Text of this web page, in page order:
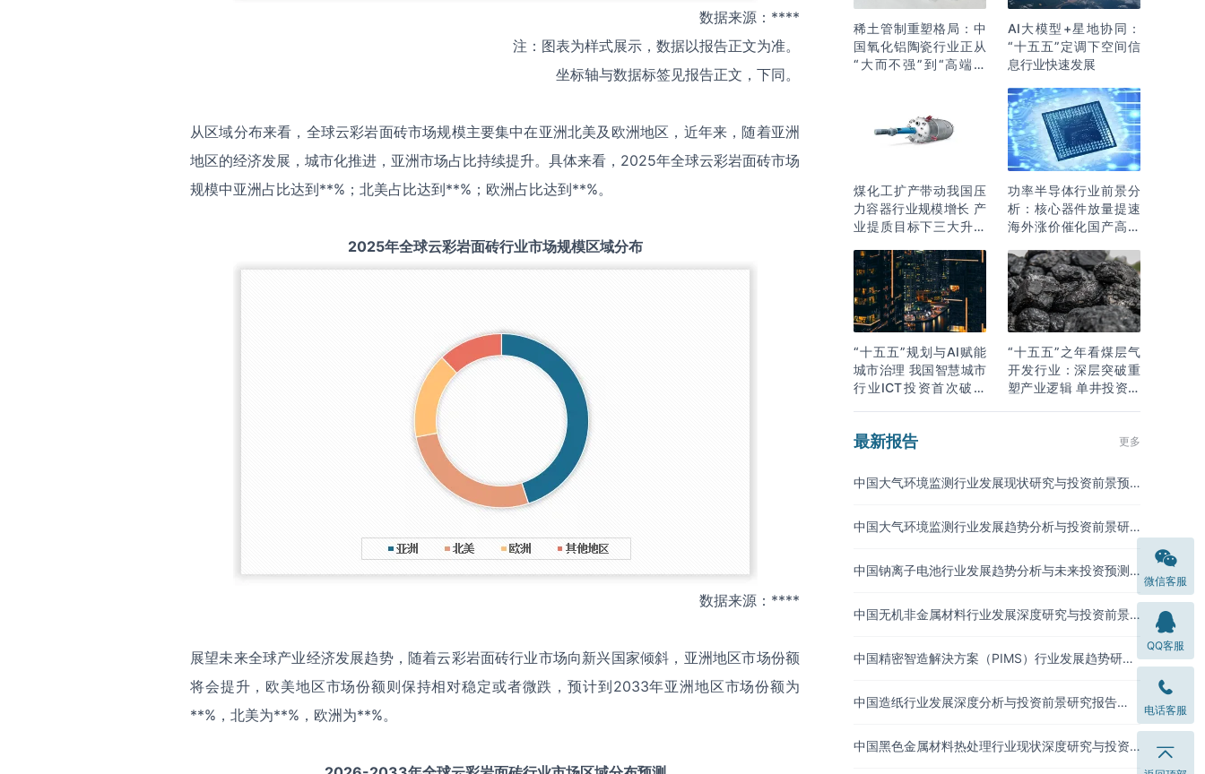
数据来源：****
注：图表为样式展示，数据以报告正文为准。
坐标轴与数据标签见报告正文，下同。
从区域分布来看，全球云彩岩面砖市场规模主要集中在亚洲北美及欧洲地区，近年来，随着亚洲
地区的经济发展，城市化推进，亚洲市场占比持续提升。具体来看，2025年全球云彩岩面砖市场
规模中亚洲占比达到**%；北美占比达到**%；欧洲占比达到**%。
2025年全球云彩岩面砖行业市场规模区域分布
数据来源：****
展望未来全球产业经济发展趋势，随着云彩岩面砖行业市场向新兴国家倾斜，亚洲地区市场份额
将会提升，欧美地区市场份额则保持相对稳定或者微跌，预计到2033年亚洲地区市场份额为
**%，北美为**%，欧洲为**%。
稀土管制重塑格局：中
国氧化铝陶瓷行业正从
“大而不强”到“高端突
AI大模型+星地协同：
“十五五”定调下空间信
息行业快速发展
煤化工扩产带动我国压
力容器行业规模增长 产
业提质目标下三大升级
功率半导体行业前景分
析：核心器件放量提速
海外涨价催化国产高端
“十五五”规划与AI赋能
城市治理 我国智慧城市
行业ICT投资首次破万
“十五五”之年看煤层气
开发行业：深层突破重
塑产业逻辑 单井投资成
最新报告 更多
中国大气环境监测行业发展现状研究与投资前景预
中国大气环境监测行业发展趋势分析与投资前景研
中国钠离子电池行业发展趋势分析与未来投资预测
中国无机非金属材料行业发展深度研究与投资前景
中国精密智造解決方案（PIMS）行业发展趋势研究
中国造纸行业发展深度分析与投资前景研究报告
中国黑色金属材料热处理行业现状深度研究与投资
微信客服
QQ客服
电话客服